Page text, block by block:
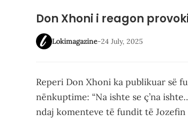
Don Xhoni i reagon
Lokimagazine-24 July, 2025
Reperi Don Xhoni ka publikuar së
nënkuptime: “Na ishte se ç’na
ndaj komenteve të fundit të